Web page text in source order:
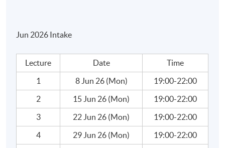
Jun 2026 Intake
Lecture Date
Time
1
8 Jun 26 (Mon)
19:00-22:00
2
15 Jun 26 (Mon)
19:00-22:00
3
22 Jun 26 (Mon)
19:00-22:00
4
29 Jun 26 (Mon)
19:00-22:00